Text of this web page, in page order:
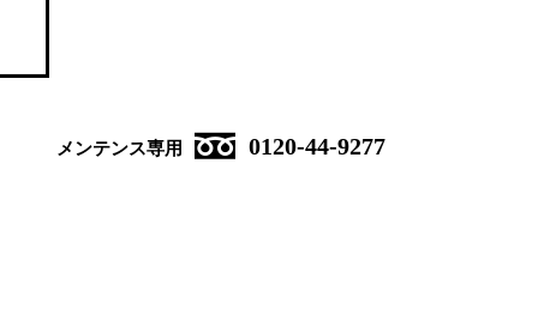
メンテンス専用 0120-44-9277